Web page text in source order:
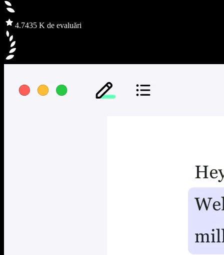
4.7435 K de evaluări